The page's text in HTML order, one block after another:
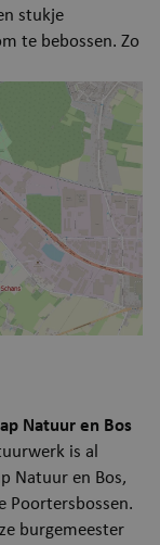
stukje
te bebossen. Zo
Natuur en Bos
is al
Natuur en Bos,
Poortersbossen.
burgemeester